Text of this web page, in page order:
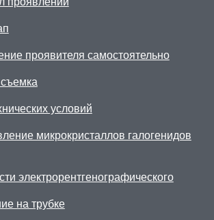
проявителя самостоятельно
условий
микрокристаллов галогенидов
электрорентгенографического
на трубке